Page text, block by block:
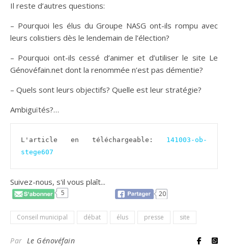
Il reste d’autres questions:
– Pourquoi les élus du Groupe NASG ont-ils rompu avec
leurs colistiers dès le lendemain de l’élection?
– Pourquoi ont-ils cessé d’animer et d’utiliser le site Le
Génovéfain.net dont la renommée n’est pas démentie?
– Quels sont leurs objectifs? Quelle est leur stratégie?
Ambiguïtés?…
L'article en téléchargeable: 141003-ob-
stege607
Suivez-nous, s'il vous plaît...
5 20
Conseil municipal débat élus presse site
Par Le Génovéfain